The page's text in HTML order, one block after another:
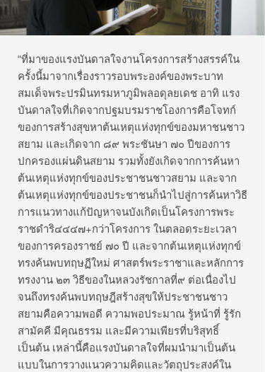
“ที่มาของแรงบันดาลใจงานโครงการสร้างสรรค์ใน
ครั้งนี้มาจากเรื่องราวรอบพระองค์ของพระบาท
สมเด็จพระปรมินทรมหาภูมิพลอดุลยเดช อาทิ แรง
บันดาลใจที่เกิดจากปฐมบรมราชโองการคือโจทก์
ของการสร้างสุขหาต้นเหตุแห่งทุกข์ของมหาชนชาว
สยาม และเกิดจาก ๘๙ พระชันษา ๗๐ ปีของการ
ปกครองแผ่นดินสยาม รวมทั้งยังเกิดจากการค้นหา
ต้นเหตุแห่งทุกข์ของประชาชนชาวสยาม และจาก
ต้นเหตุแห่งทุกข์ของประชาชนก็นำไปสู่การค้นหาวิธี
การแนวทางแก้ปัญหาจนบังเกิดเป็นโครงการพระ
ราชดำริ๔๔๔๗+กว่าโครงการ ในตลอดระยะเวลา
ของการครองราชย์ ๗๐ ปี และจากต้นเหตุแห่งทุกข์
ทรงค้นพบทฤษฏีใหม่ ศาสตร์พระราชาและหลักการ
ทรงงาน ๒๓ วิธีของในหลวงรัชกาลที่๙ ต่อเนื่องไป
จนถึงทรงค้นพบทฤษฎีสร้างสุขให้ประชาชนชาว
สยามคือความพอดี ความพอประมาณ รู้หน้าที่ รู้รัก
สามัคคี มีคุณธรรม และมีความเพียรที่บริสุทธิ์
เป็นต้น เหล่านี้คือแรงบันดาลใจที่ผมนำมาเป็นต้น
แบบในการวางแนวความคิดและวัตถุประสงค์ใน